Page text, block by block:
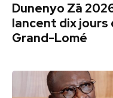
Dunenyo Zā
lancent dix jours
Grand-Lomé